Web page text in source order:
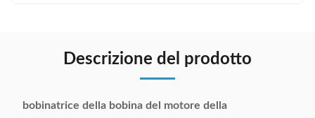
Descrizione del prodotto
bobinatrice della bobina del motore della